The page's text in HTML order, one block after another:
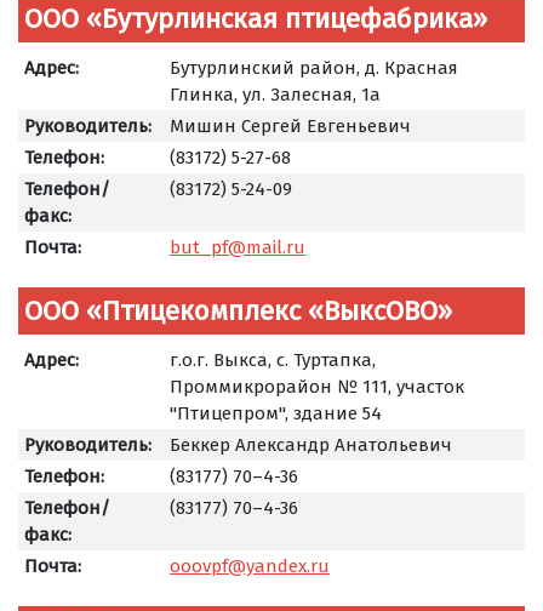
ООО «Бутурлинская птицефабрика»
Адрес:
Бутурлинский район, д. Красная
Глинка, ул. Залесная, 1а
Руководитель:
Мишин Сергей Евгеньевич
Телефон:
(83172) 5-27-68
Телефон/
факс:
(83172) 5-24-09
Почта: but_pf@mail.ru
ООО «Птицекомплекс «ВыксОВО»
Адрес:
г.о.г. Выкса, с. Туртапка,
Проммикрорайон № 111, участок
"Птицепром", здание 54
Руководитель:
Беккер Александр Анатольевич
Телефон:
(83177) 70–4-36
Телефон/
факс:
(83177) 70–4-36
Почта: ooovpf@yandex.ru